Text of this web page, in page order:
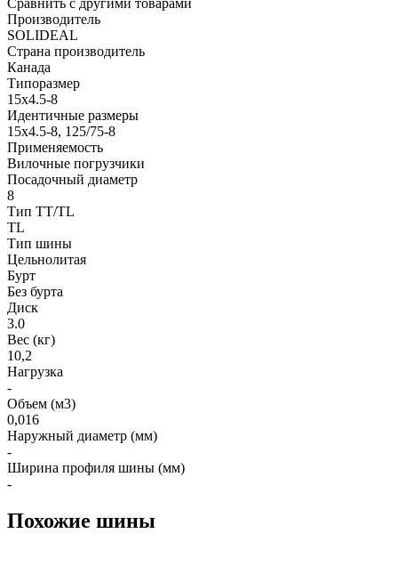
Производитель
SOLIDEAL
Страна производитель
Канада
Типоразмер
15x4.5-8
Идентичные размеры
15x4.5-8, 125/75-8
Применяемость
Вилочные погрузчики
Посадочный диаметр
8
Тип TT/TL
TL
Тип шины
Цельнолитая
Бурт
Без бурта
Диск
3.0
Вес (кг)
10,2
Нагрузка
-
Объем (м3)
0,016
Наружный диаметр (мм)
-
Ширина профиля шины (мм)
-
Похожие шины